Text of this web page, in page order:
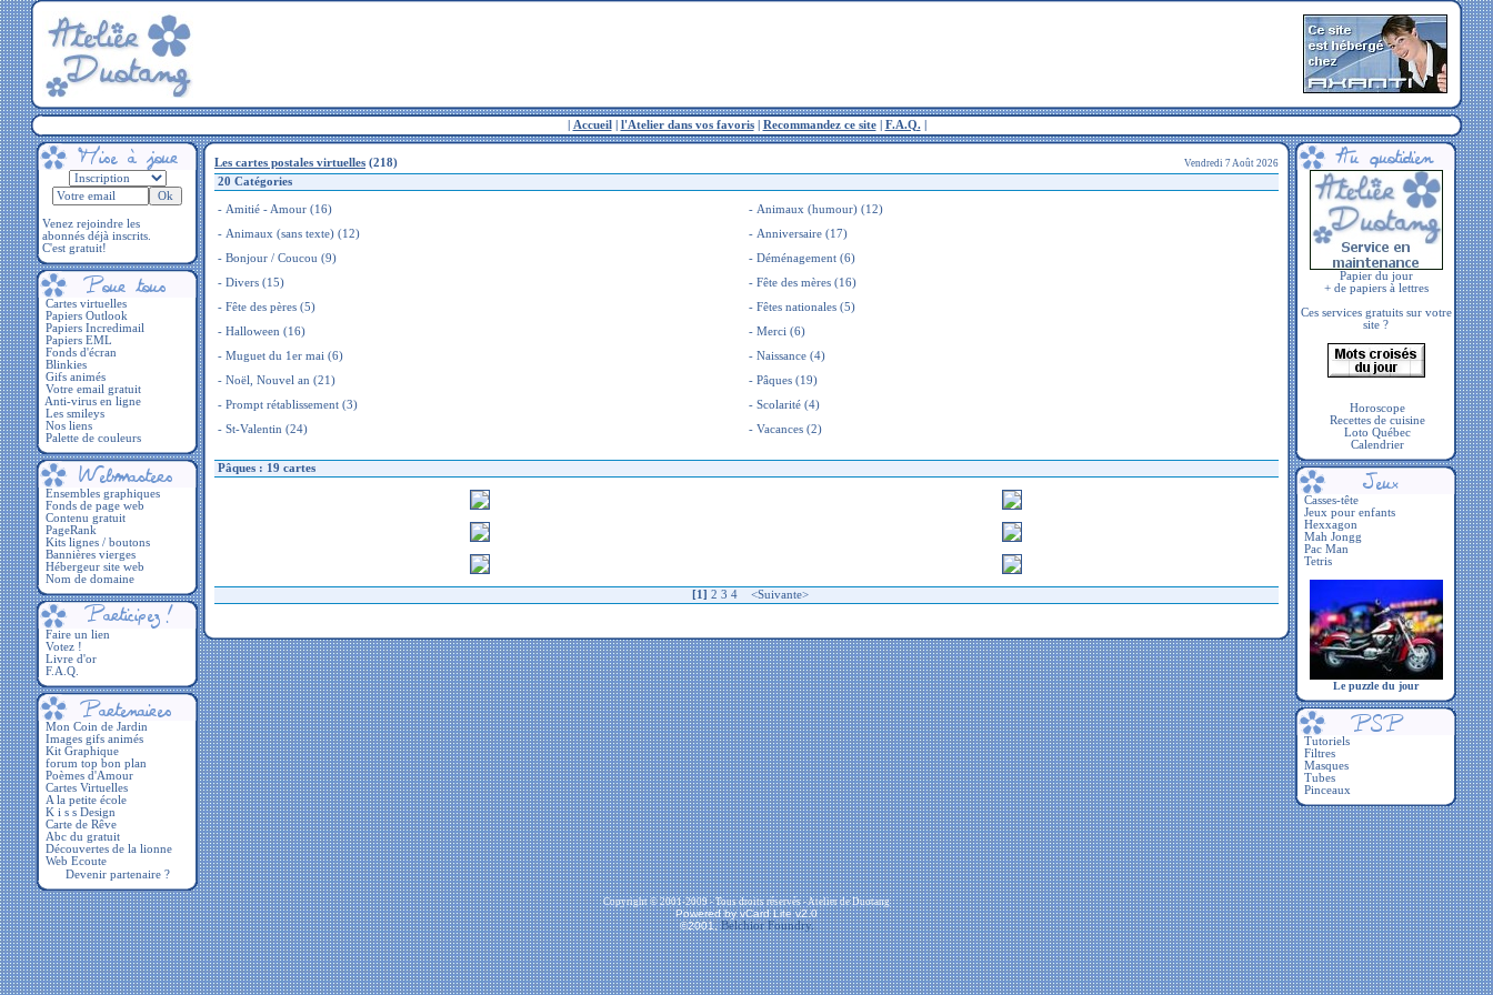
Accueil l'Atelier dans vos favoris| Recommandez ce site| F.A.Q.|
Venez rejoindre les
abonnés déjà inscrits.
C'est gratuit!
Cartes virtuelles
Papiers Outlook
Papiers Incredimail
Papiers EML
Fonds d'écran
Blinkies
Gifs animés
Votre email gratuit
Anti-virus en ligne
Les smileys
Nos liens
Palette de couleurs
Ensembles graphiques
Fonds de page web
Contenu gratuit
PageRank
Kits lignes / boutons
Bannières vierges
Hébergeur site web
Nom de domaine
Faire un lien
Votez !
Livre d'or
F.A.Q.
Devenir partenaire ?
Les cartes postales virtuelles (218) Vendredi 7 Août 2026
20 Catégories
- Amitié - Amour (16) - Animaux (humour) (12)
- Animaux (sans texte) (12) - Anniversaire (17)
- Bonjour / Coucou (9) - Déménagement (6)
- Divers (15) - Fête des mères (16)
- Fête des pères (5) - Fêtes nationales (5)
- Halloween (16) - Merci (6)
- Muguet du 1er mai (6) - Naissance (4)
- Noël, Nouvel an (21) - Pâques (19)
- Prompt rétablissement (3) - Scolarité (4)
- St-Valentin (24) - Vacances (2)
Pâques : 19 cartes
[1] 2 3 4<Suivante>
Papier du jour
+ de papiers à lettres
Ces services gratuits sur votre
site ?
Horoscope
Recettes de cuisine
Loto Québec
Calendrier
Casses-tête
Jeux pour enfants
Hexxagon
Mah Jongg
Pac Man
Tetris
Le puzzle du jour
Tutoriels
Filtres
Masques
Tubes
Pinceaux
Copyright © 2001-2009 - Tous droits réservés - Atelier de Duotang
Powered by vCard Lite v2.0
©2001,Belchior Foundry.